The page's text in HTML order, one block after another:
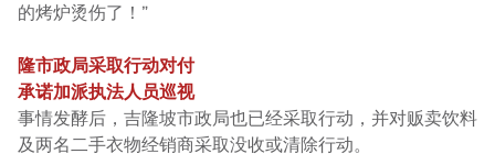
的烤炉烫伤了！”
隆市政局采取行动对付
承诺加派执法人员巡视
事情发酵后，吉隆坡市政局也已经采取行动，并对贩卖饮料
及两名二手衣物经销商采取没收或清除行动。